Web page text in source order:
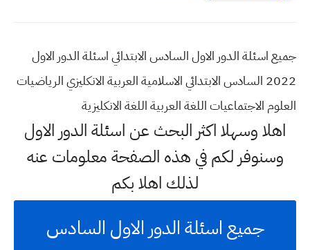
جميع اسئلة الدور الاول السادس الابتدائي اسئلة الدور الاول
2022 السادس الابتدائي الاسلامية العربية الانكليزي الرياضيات
العلوم الاجتماعيات اللغة العربية اللغة الانكليزية
اهلا وسهلا اكثر البحث عن اسئلة الدور الاول
وسنوفر لكم في هذه الصفحة معلومات عنه
لذلك اهلا بكم
جميع اسئلة الدور الاول السادس